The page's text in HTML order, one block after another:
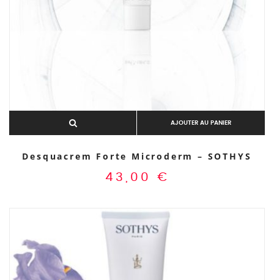
AJOUTER AU PANIER
Desquacrem Forte Microderm – SOTHYS
43,00 €